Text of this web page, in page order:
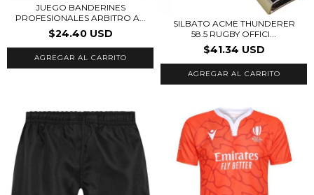
JUEGO BANDERINES
PROFESIONALES ARBITRO A...
$24.40 USD
SILBATO ACME THUNDERER
58.5 RUGBY OFFICI...
$41.34 USD